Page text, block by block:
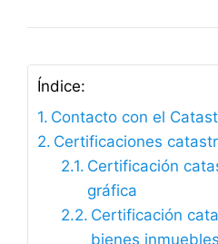
Índice:
Contacto con el
Certificaciones
Certificación
gráfica
Certificación
bienes